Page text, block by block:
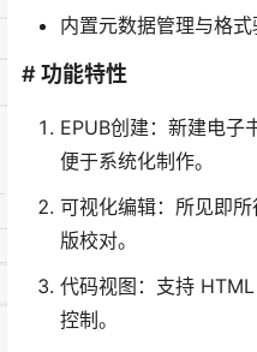
内置元数据管理与格
# 功能特性
EPUB创建：新建电子
便于系统化制作。
可视化编辑：所见即
版校对。
代码视图：支持
控制。